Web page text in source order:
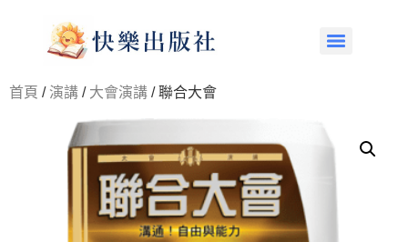
首頁 / 演講 / 大會演講 / 聯合大會